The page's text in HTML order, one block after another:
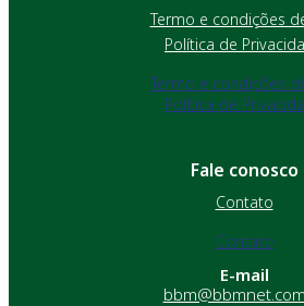
Termo e condições
Política de
Termo e condições
Política de
Fale conosco
Contato
Contato
E-mail